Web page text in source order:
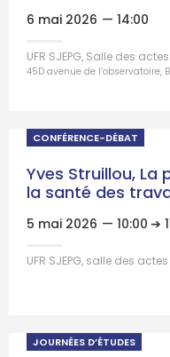
6 mai 2026 — 14:00
UFR SJEPG, Salle des actes
45D avenue de l’observatoire,
CONFÉRENCE-DÉBAT
Yves Struillou,
la santé des
5 mai 2026 — 10:00 ➔
UFR SJEPG, salle des actes
JOURNÉES D’ÉTUDES